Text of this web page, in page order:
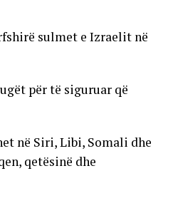
sulmet e Izraelit në
për të siguruar që
në Siri, Libi, Somali dhe
qetësinë dhe